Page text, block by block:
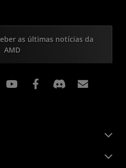
as últimas notícias da
AMD
Instagram Facebook